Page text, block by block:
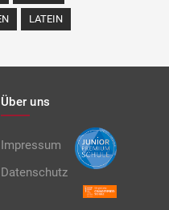
LATEIN
Über uns
Impressum
Datenschutz